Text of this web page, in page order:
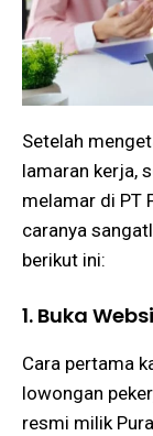
Setelah
lamaran kerja,
melamar di PT
caranya
berikut ini:
1. Buka
Cara pertama
lowongan
resmi milik